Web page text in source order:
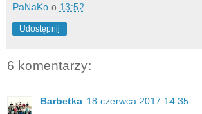
PaNaKo o 13:52
Udostępnij
6 komentarzy:
Barbetka 18 czerwca 2017 14:35